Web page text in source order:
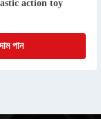
action toy
পান